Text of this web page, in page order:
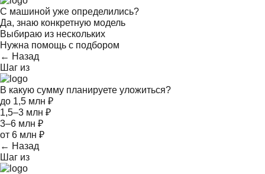
С машиной уже определились?
Да, знаю конкретную модель
Выбираю из нескольких
Нужна помощь с подбором
← Назад
Шаг из
В какую сумму планируете уложиться?
до 1,5 млн ₽
1,5–3 млн ₽
3–6 млн ₽
от 6 млн ₽
← Назад
Шаг из